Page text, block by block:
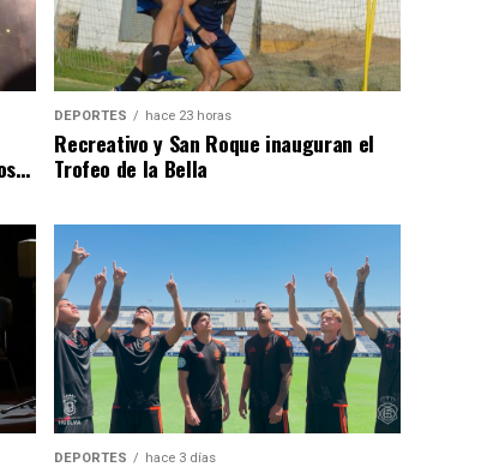
DEPORTES hace 23 horas
Recreativo y San Roque inauguran el
Trofeo de la Bella
DEPORTES hace 3 días